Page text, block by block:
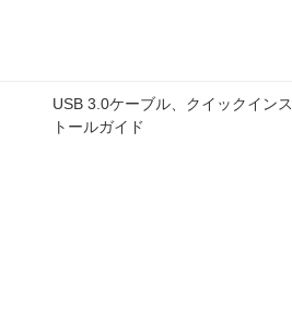
USB 3.0ケーブル、クイックインス
トールガイド